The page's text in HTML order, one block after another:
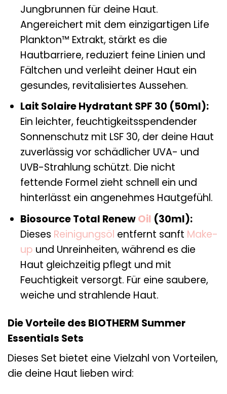
Jungbrunnen für deine Haut.
Angereichert mit dem einzigartigen Life
Plankton™ Extrakt, stärkt es die
Hautbarriere, reduziert feine Linien und
Fältchen und verleiht deiner Haut ein
gesundes, revitalisiertes Aussehen.
Lait Solaire Hydratant SPF 30 (50ml):
Ein leichter, feuchtigkeitsspendender
Sonnenschutz mit LSF 30, der deine Haut
zuverlässig vor schädlicher UVA- und
UVB-Strahlung schützt. Die nicht
fettende Formel zieht schnell ein und
hinterlässt ein angenehmes Hautgefühl.
Biosource Total RenewOil (30ml):
Dieses Reinigungsöl entfernt sanft Make-
up und Unreinheiten, während es die
Haut gleichzeitig pflegt und mit
Feuchtigkeit versorgt. Für eine saubere,
weiche und strahlende Haut.
Die Vorteile des BIOTHERM Summer
Essentials Sets
Dieses Set bietet eine Vielzahl von Vorteilen,
die deine Haut lieben wird: